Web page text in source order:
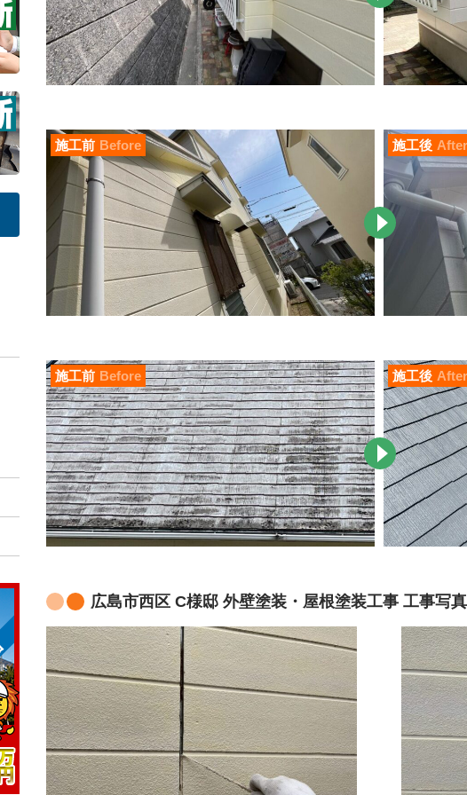
施工前 Before 施工後 After
施工前 Before 施工後 After
広島市西区 C様邸 外壁塗装・屋根塗装工事 工事写